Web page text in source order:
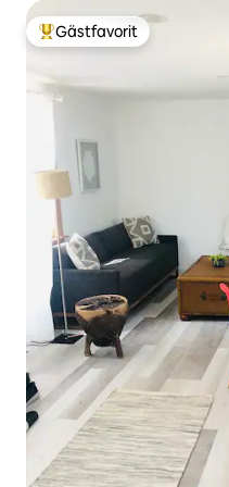
Populär gästfavorit
Gästfavorit